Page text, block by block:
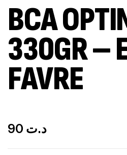
BCA
330GR –
FAVRE
د.ت